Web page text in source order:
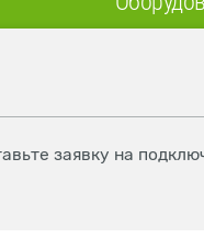
заявку на